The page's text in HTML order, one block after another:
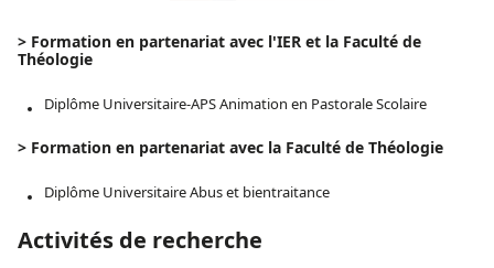
> Formation en partenariat avec l'IER et la Faculté de
Théologie
Diplôme Universitaire-APS Animation en Pastorale Scolaire
> Formation en partenariat avec la Faculté de Théologie
Diplôme Universitaire Abus et bientraitance
Activités de recherche